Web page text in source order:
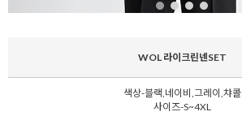
WOL 라이크린넨SET
색상-블랙,네이비,그레이,챠콜
사이즈-S~4XL